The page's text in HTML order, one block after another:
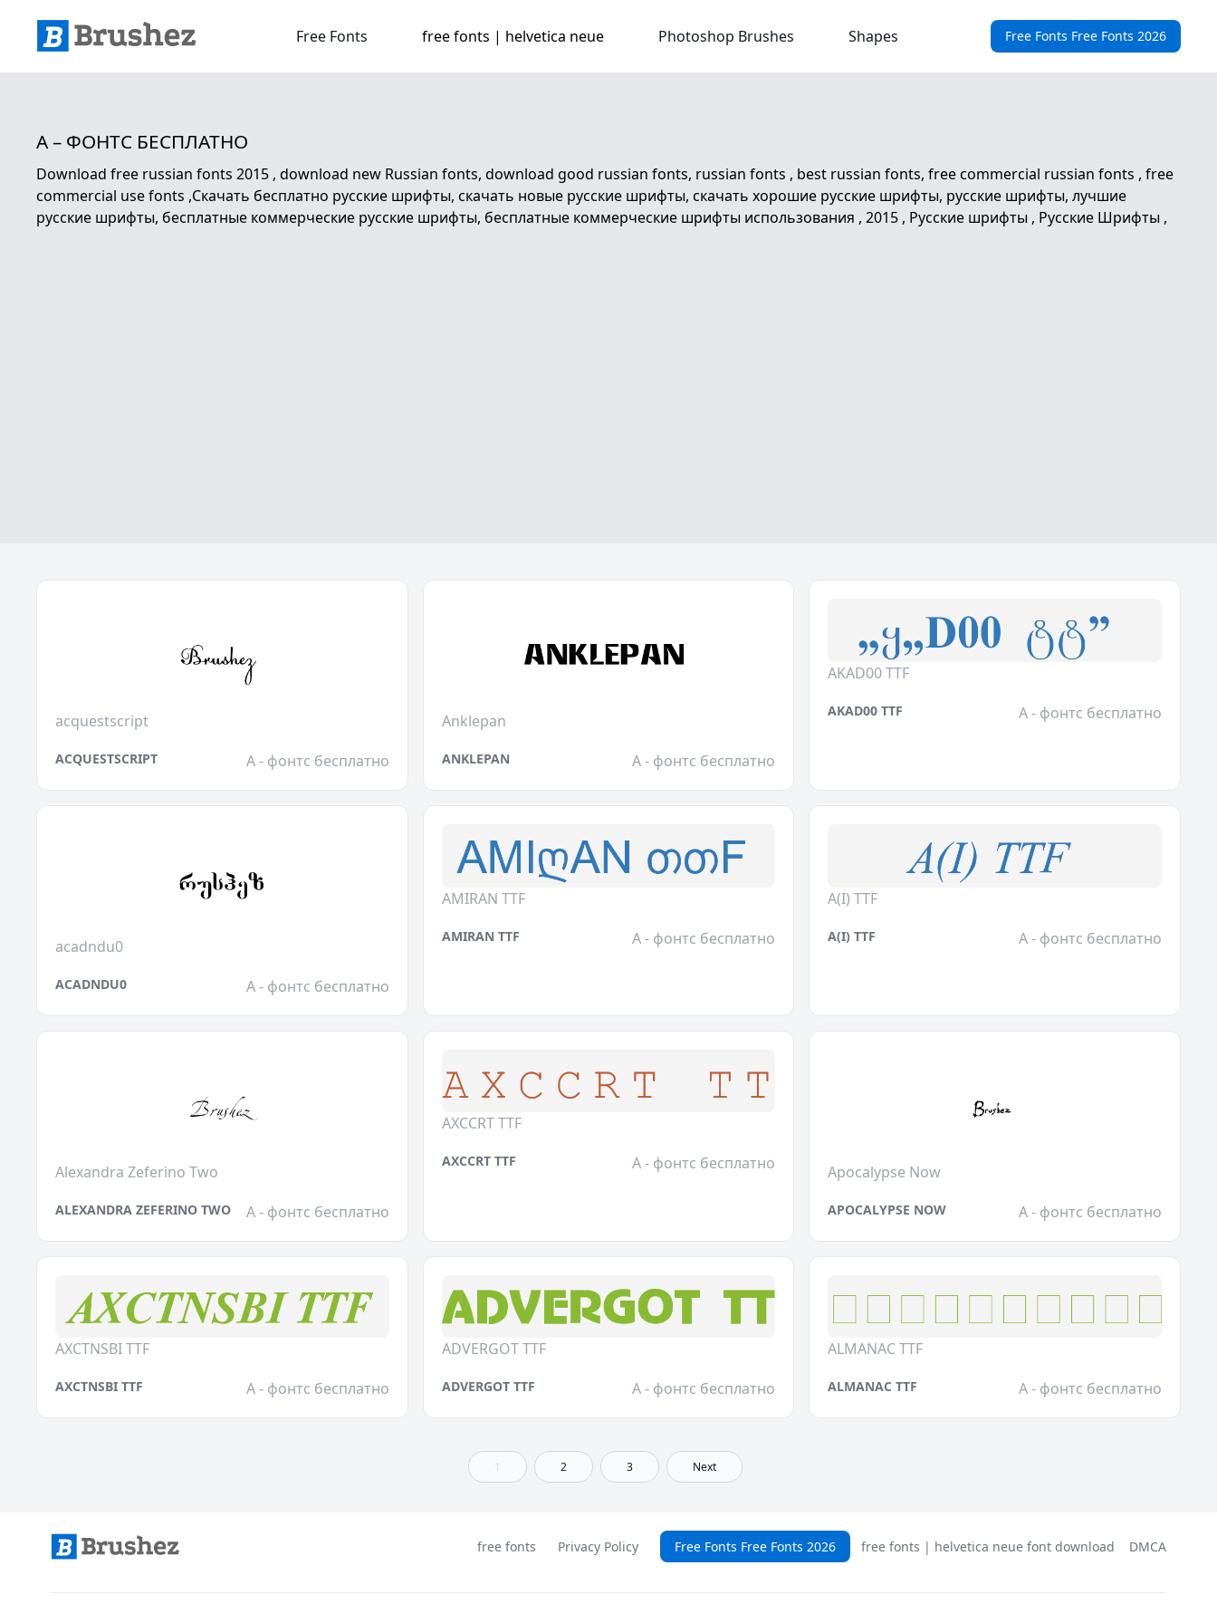
Free Fonts Free Fonts 2026
Free Fonts free fonts | helvetica neue Photoshop Brushes Shapes
A – ФОНТС БЕСПЛАТНО
Download free russian fonts 2015 , download new Russian fonts, download good russian fonts, russian fonts , best russian fonts, free commercial russian fonts , free
commercial use fonts ,Скачать бесплатно русские шрифты, скачать новые русские шрифты, скачать хорошие русские шрифты, русские шрифты, лучшие
русские шрифты, бесплатные коммерческие русские шрифты, бесплатные коммерческие шрифты использования , 2015 , Русские шрифты , Русские Шрифты ,
acquestscript
ACQUESTSCRIPT A - фонтс бесплатно
Anklepan
ANKLEPAN A - фонтс бесплатно
AKAD00 TTF
AKAD00 TTF A - фонтс бесплатно
acadndu0
ACADNDU0 A - фонтс бесплатно
AMIRAN TTF
AMIRAN TTF A - фонтс бесплатно
A(I) TTF
A(I) TTF A - фонтс бесплатно
Alexandra Zeferino Two
ALEXANDRA ZEFERINO TWO A - фонтс бесплатно
AXCCRT TTF
AXCCRT TTF A - фонтс бесплатно Apocalypse Now
APOCALYPSE NOW A - фонтс бесплатно
AXCTNSBI TTF
AXCTNSBI TTF A - фонтс бесплатно
ADVERGOT TTF
ADVERGOT TTF A - фонтс бесплатно
ALMANAC TTF
ALMANAC TTF A - фонтс бесплатно
1 2 3 Next
free fonts Privacy Policy Free Fonts Free Fonts 2026 free fonts | helvetica neue font download DMCA